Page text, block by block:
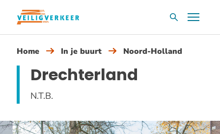
Overslaan
inhoud
ZoekvakMenu
Home In je buurt Noord-Holland
Drechterland
N.T.B.